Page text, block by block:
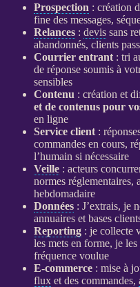
Prospection : création
fine des messages,
Relances: devissans
abandonnés, clients
Courrier entrant: tri
de réponse soumis à
sensibles
Contenu : création et
et de contenus pour
en ligne
Service client:
commandes en cours,
l’humain si nécessaire
Veille: acteurs
normes réglementaires,
hebdomadaire
Données: J’extrais, je
annuaires et bases
Reporting: je collecte
les mets en forme, je
fréquence voulue
E-commerce: mise à
fluxet des commandes,